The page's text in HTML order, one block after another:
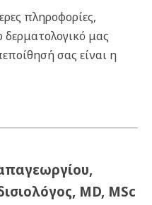
πληροφορίες,
δερματολογικό μας
σας είναι η
MD, MSc